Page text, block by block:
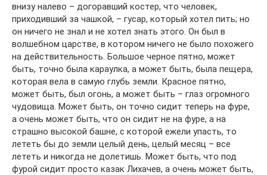
внизу налево – догоравший костер, что человек,
приходивший за чашкой, – гусар, который хотел пить; но
он ничего не знал и не хотел знать этого. Он был в
волшебном царстве, в котором ничего не было похожего
на действительность. Большое черное пятно, может
быть, точно была караулка, а может быть, была пещера,
которая вела в самую глубь земли. Красное пятно,
может быть, был огонь, а может быть – глаз огромного
чудовища. Может быть, он точно сидит теперь на фуре,
а очень может быть, что он сидит не на фуре, а на
страшно высокой башне, с которой ежели упасть, то
лететь бы до земли целый день, целый месяц – все
лететь и никогда не долетишь. Может быть, что под
фурой сидит просто казак Лихачев, а очень может быть,